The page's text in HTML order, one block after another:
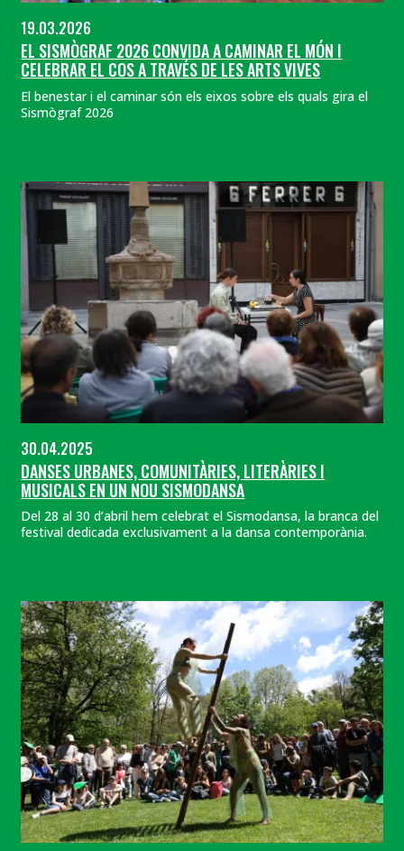
19.03.2026
EL SISMÒGRAF 2026 CONVIDA A CAMINAR EL MÓN I
CELEBRAR EL COS A TRAVÉS DE LES ARTS VIVES
El benestar i el caminar són els eixos sobre els quals gira el
Sismògraf 2026
30.04.2025
DANSES URBANES, COMUNITÀRIES, LITERÀRIES I
MUSICALS EN UN NOU SISMODANSA
Del 28 al 30 d’abril hem celebrat el Sismodansa, la branca del
festival dedicada exclusivament a la dansa contemporània.